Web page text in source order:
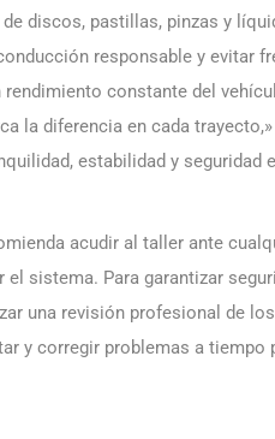
discos, pastillas, pinzas y
responsable y evitar
rendimiento constante del
la diferencia en cada
estabilidad y seguridad
acudir al taller ante
sistema. Para garantizar
una revisión profesional de
y corregir problemas a